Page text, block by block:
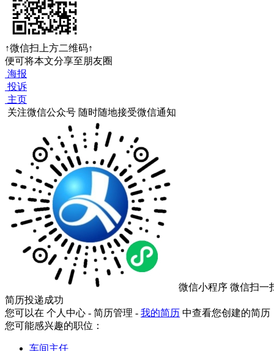
↑微信扫上方二维码↑
便可将本文分享至朋友圈
海报
投诉
主页
关注微信公众号 随时随地接受微信通知
微信小程序 微信扫一
简历投递成功
您可以在 个人中心 - 简历管理 - 我的简历 中查看您创建的简历
您可能感兴趣的职位：
车间主任